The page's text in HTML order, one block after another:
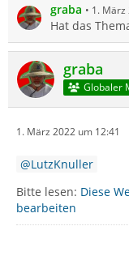
graba 1. März
Hat das
graba
Globaler
1. März 2022 um 12:41
LutzKnuller
Bitte lesen: Diese
bearbeiten